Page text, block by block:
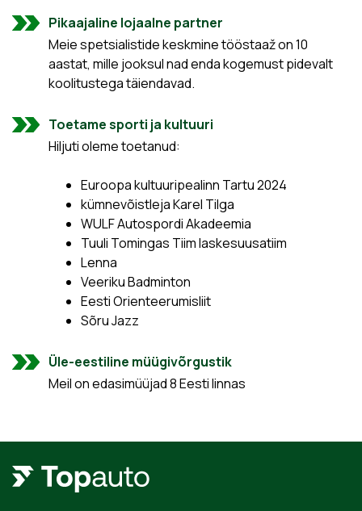
Pikaajaline lojaalne partner
Meie spetsialistide keskmine tööstaaž on 10
aastat, mille jooksul nad enda kogemust pidevalt
koolitustega täiendavad.
Toetame sporti ja kultuuri
Hiljuti oleme toetanud:
Euroopa kultuuripealinn Tartu 2024
kümnevõistleja Karel Tilga
WULF Autospordi Akadeemia
Tuuli Tomingas Tiim laskesuusatiim
Lenna
Veeriku Badminton
Eesti Orienteerumisliit
Sõru Jazz
Üle-eestiline müügivõrgustik
Meil on edasimüüjad 8 Eesti linnas